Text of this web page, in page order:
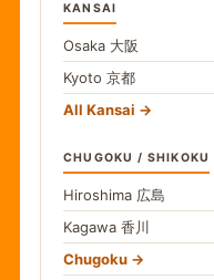
KANSAI
Osaka 大阪
Kyoto 京都
All Kansai
CHUGOKU / SHIKOKU
Hiroshima 広島
Kagawa 香川
Chugoku